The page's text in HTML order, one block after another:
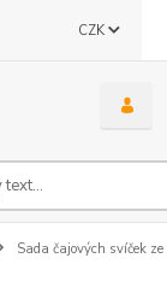
CZK
Sada čajových svíček